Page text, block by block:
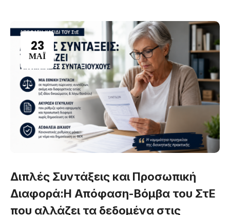
23
ΜΆΙ
Διπλές Συντάξεις και Προσωπική
Διαφορά:Η Απόφαση-Βόμβα του ΣτΕ
που αλλάζει τα δεδομένα στις